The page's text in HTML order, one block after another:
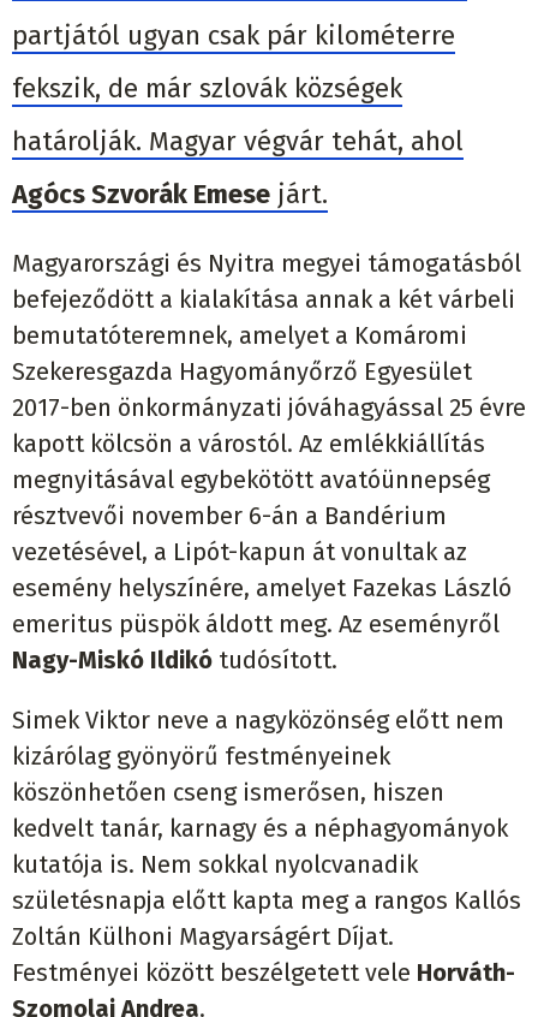
partjától ugyan csak pár kilométerre
fekszik, de már szlovák községek
határolják. Magyar végvár tehát, ahol
Agócs Szvorák Emese járt.
Magyarországi és Nyitra megyei támogatásból
befejeződött a kialakítása annak a két várbeli
bemutatóteremnek, amelyet a Komáromi
Szekeresgazda Hagyományőrző Egyesület
2017-ben önkormányzati jóváhagyással 25 évre
kapott kölcsön a várostól. Az emlékkiállítás
megnyitásával egybekötött avatóünnepség
résztvevői november 6-án a Bandérium
vezetésével, a Lipót-kapun át vonultak az
esemény helyszínére, amelyet Fazekas László
emeritus püspök áldott meg. Az eseményről
Nagy-Miskó Ildikó tudósított.
Simek Viktor neve a nagyközönség előtt nem
kizárólag gyönyörű festményeinek
köszönhetően cseng ismerősen, hiszen
kedvelt tanár, karnagy és a néphagyományok
kutatója is. Nem sokkal nyolcvanadik
születésnapja előtt kapta meg a rangos Kallós
Zoltán Külhoni Magyarságért Díjat.
Festményei között beszélgetett vele Horváth-
Szomolai Andrea.